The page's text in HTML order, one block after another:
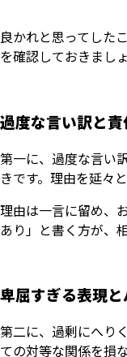
良かれと思ってした
を確認しておきましょ
過度な言い訳と
第一に、過度な言い
きです。理由を延々
理由は一言に留め、
あり」と書く方が、
卑屈すぎる表現
第二に、過剰にへり
ての対等な関係を損